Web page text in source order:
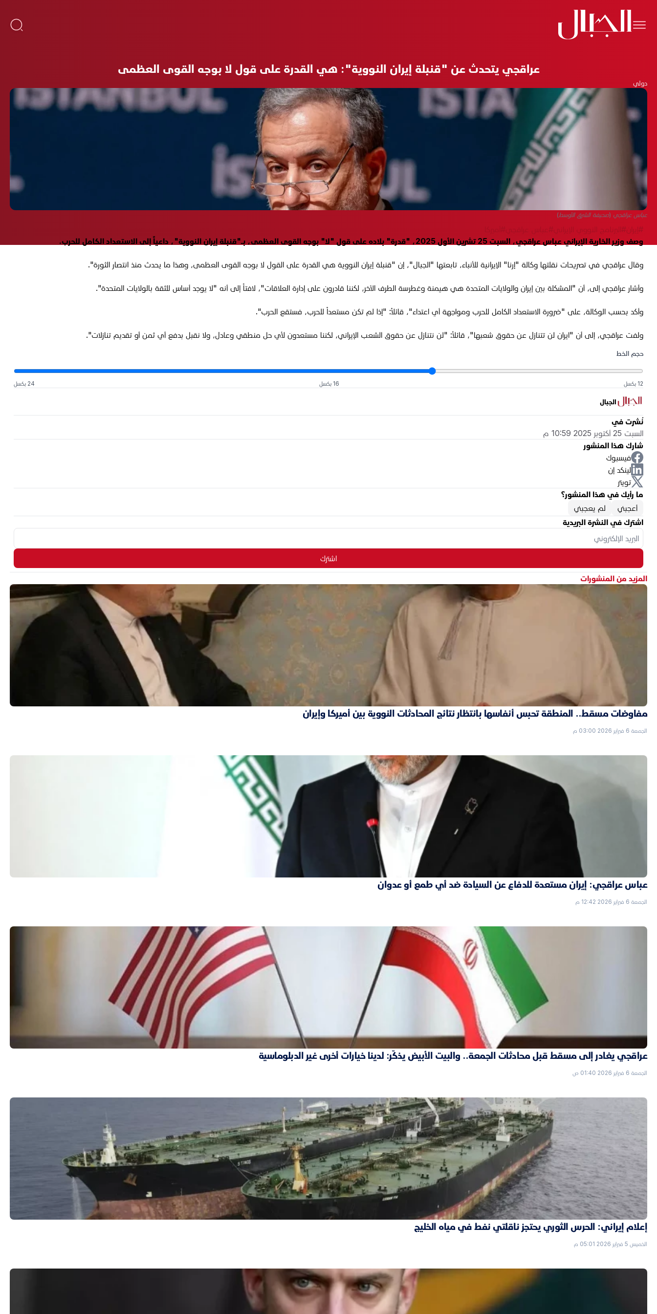
عراقجي يتحدث عن "قنبلة إيران النووية": هي القدرة على قول لا بوجه القوى العظمى
دولي
عباس عراقجي (صحيفة الشرق الأوسط)
#إيران#البرنامج النووي الإيراني#عباس عراقجي
وصف وزير الخارية الإيراني عباس عراقجي، السبت 25 تشرين الأول 2025، "قدرة" بلاده على قول "لا" بوجه القوى العظمى، بـ"قنبلة إيران النووية"، داعياً إلى الاستعداد الكامل للحرب.
وقال عراقجي في تصريحات نقلتها وكالة "إرنا" الإيرانية للأنباء، تابعتها "الجبال"، إن "قنبلة إيران النووية هي القدرة على القول لا بوجه القوى العظمى، وهذا ما يحدث منذ انتصار الثورة".
وأشار عراقجي إلى، أن "المشكلة بين إيران والولايات المتحدة هي هيمنة وغطرسة الطرف الآخر، لكننا قادرون على إدارة العلاقات"، لافتاً إلى أنه "لا يوجد أساس للثقة بالولايات المتحدة".
وأكد بحسب الوكالة، على "ضرورة الاستعداد الكامل للحرب ومواجهة أي اعتداء"، قائلاً: "إذا لم تكن مستعداً للحرب، فستقع الحرب".
ولفت عراقجي، إلى أن "ايران لن تتنازل عن حقوق شعبها"، قائلاً: "لن نتنازل عن حقوق الشعب الإيراني، لكننا مستعدون لأي حل منطقي وعادل، ولا نقبل بدفع أي ثمن أو تقديم تنازلات".
حجم الخط
12 بكسل 16 بكسل 24 بكسل
الجبال
نُشرت في
السبت 25 أكتوبر 2025 10:59 م
شارك هذا المنشور
فيسبوك
لينكد إن
تويتر
ما رأيك في هذا المنشور؟
أعجبني
لم يعجبني
اشترك في النشرة البريدية
اشترك
المزيد من المنشورات
مفاوضات مسقط.. المنطقة تحبس أنفاسها بانتظار نتائج المحادثات النووية بين أميركا وإيران
الجمعة 6 فبراير 2026 03:00 م
عباس عراقجي: إيران مستعدة للدفاع عن السيادة ضد أي طمع أو عدوان
الجمعة 6 فبراير 2026 12:42 م
عراقجي يغادر إلى مسقط قبل محادثات الجمعة.. والبيت الأبيض يذكّر: لدينا خيارات أخرى غير الدبلوماسية
الجمعة 6 فبراير 2026 01:40 ص
إعلام إيراني: الحرس الثوري يحتجز ناقلتي نفط في مياه الخليج
الخميس 5 فبراير 2026 05:01 م